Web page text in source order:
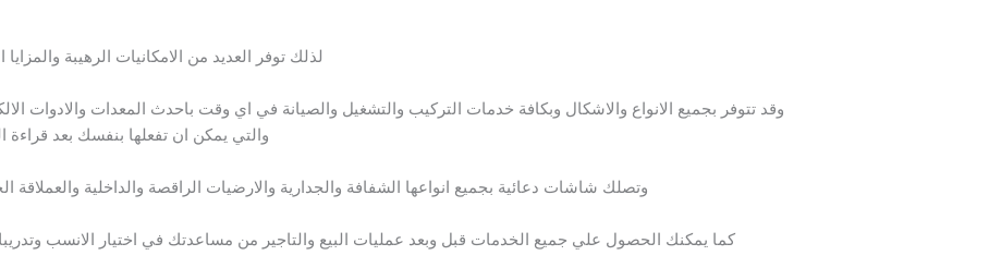
لذلك توفر العديد من الامكانيات الرهيبة
وقد تتوفر بجميع الانواع والاشكال وبكافة خدمات التركيب والتشغيل والصيانة في اي وقت باحدث المعدات والادوات
والتي يمكن ان تفعلها بنفسك بعد قراءة
وتصلك شاشات دعائية بجميع انواعها الشفافة والجدارية والارضيات الراقصة والداخلية والعملاقة
كما يمكنك الحصول علي جميع الخدمات قبل وبعد عمليات البيع والتاجير من مساعدتك في اختيار الانسب